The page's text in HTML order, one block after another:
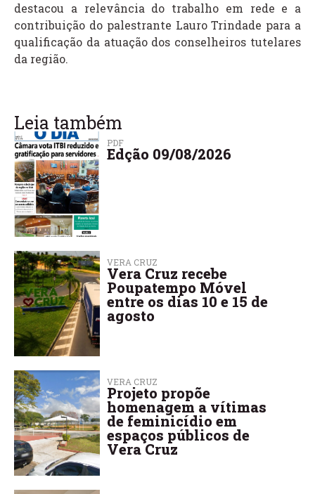
destacou a relevância do trabalho em rede e a
contribuição do palestrante Lauro Trindade para a
qualificação da atuação dos conselheiros tutelares
da região.
Leia também
PDF
Edção 09/08/2026
VERA CRUZ
Vera Cruz recebe
Poupatempo Móvel
entre os dias 10 e 15 de
agosto
VERA CRUZ
Projeto propõe
homenagem a vítimas
de feminicídio em
espaços públicos de
Vera Cruz